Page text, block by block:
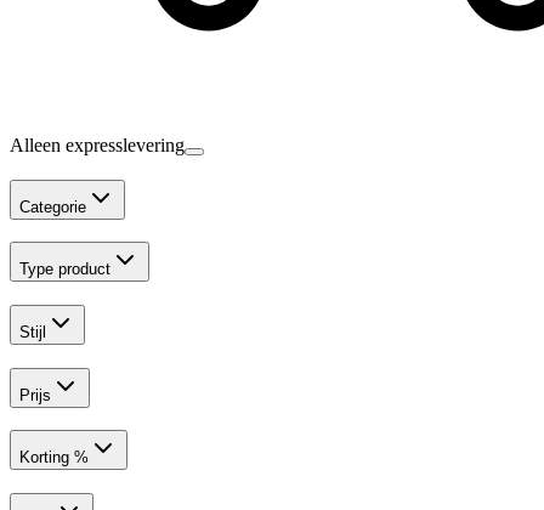
Alleen expresslevering
Categorie
Type product
Stijl
Prijs
Korting %